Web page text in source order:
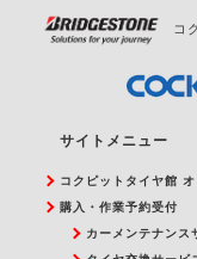
コ
サイトメニュー
コクピットタイヤ館
購入・作業予約受付
カーメンテナンス